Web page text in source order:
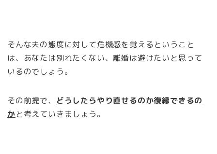
そんな夫の態度に対して危機感を覚えるということ
は、あなたは別れたくない、離婚は避けたいと思って
いるのでしょう。
その前提で、 どうしたらやり直せるのか復縁できるの
かと考えていきましょう。